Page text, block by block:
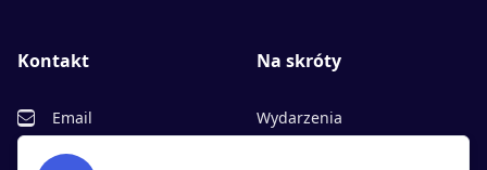
Kontakt
Email
Facebook
Na skróty
Wydarzenia